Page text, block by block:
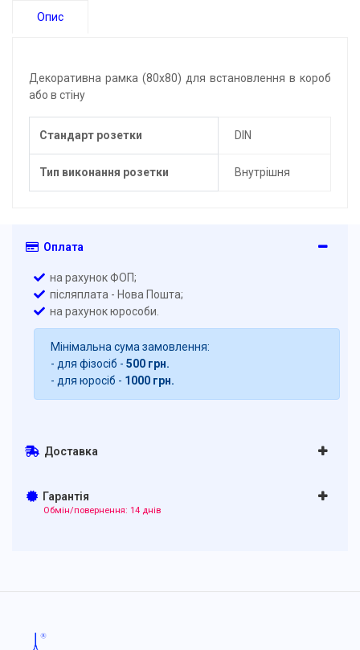
Опис
Декоративна рамка (80х80) для встановлення в короб
або в стіну
Стандарт розетки DIN
Тип виконання розетки Внутрішня
Оплата
на рахунок ФОП;
післяплата - Нова Пошта;
на рахунок юрособи.
Мінімальна сума замовлення:
- для фізосіб - 500 грн.
- для юросіб - 1000 грн.
Доставка
Гарантія
Обмін/повернення: 14 днів